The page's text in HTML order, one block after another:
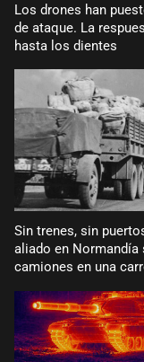
Los drones han
de ataque. La
hasta los dientes
Sin trenes, sin
aliado en
camiones en una